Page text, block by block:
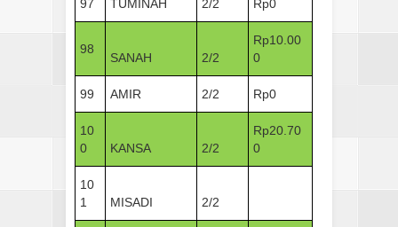
97 TUMINAH 2/2 Rp0
98
SANAH 2/2
Rp10.00
0
99 AMIR 2/2 Rp0
10
0
KANSA 2/2
Rp20.70
0
10
1
MISADI 2/2